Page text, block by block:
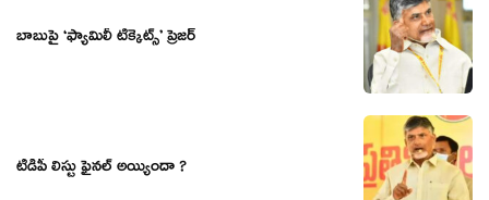
బాబుపై ‘ఫ్యామిలీ టిక్కెట్స్’ ప్రెజర్
టీడీపీ లిస్టు ఫైనల్ అయ్యిందా ?